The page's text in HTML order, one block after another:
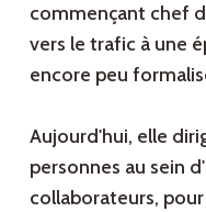
commençant chef
vers le trafic à une
encore peu
Aujourd'hui, elle
personnes au sein
collaborateurs,